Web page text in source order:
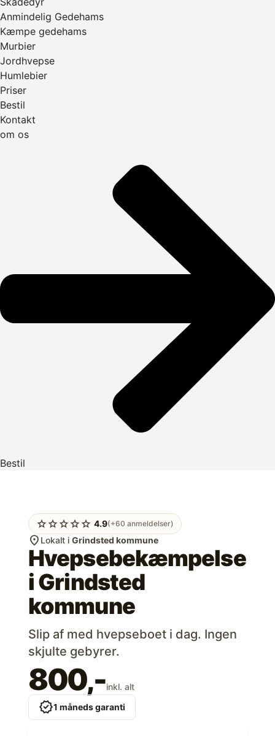
Anmindelig Gedehams
Kæmpe gedehams
Murbier
Jordhvepse
Humlebier
Priser
Bestil
Kontakt
om os
Bestil
starstarstarstarstar 4.9(+60 anmeldelser)
location_on Lokalt i Grindsted kommune
Hvepsebekæmpelse
iGrindsted
kommune
Slip af med hvepseboet i dag. Ingen
skjulte gebyrer.
800,-inkl. alt
verified1 måneds garanti